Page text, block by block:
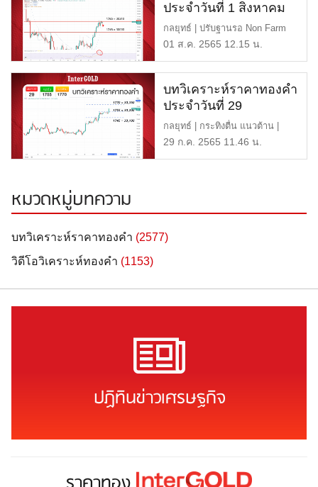
ประจำวันที่ 1 สิงหาคม
2565
กลยุทธ์ | ปรับฐานรอ Non Farm
แนวต้าน | 1,765 หรือ 30,21 […]
01 ส.ค. 2565 12.15 น.
บทวิเคราะห์ราคาทองคำ
ประจำวันที่ 29
กรกฎาคม 2565
กลยุทธ์ | กระทิงตื่น แนวต้าน |
1,770 หรือ 30,350 บาท แน […]
29 ก.ค. 2565 11.46 น.
หมวดหมู่บทความ
บทวิเคราะห์ราคาทองคำ (2577)
วิดีโอวิเคราะห์ทองคำ (1153)
ปฏิทินข่าวเศรษฐกิจ